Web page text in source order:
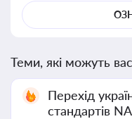
Теми, які можуть
Перехід
стандартів